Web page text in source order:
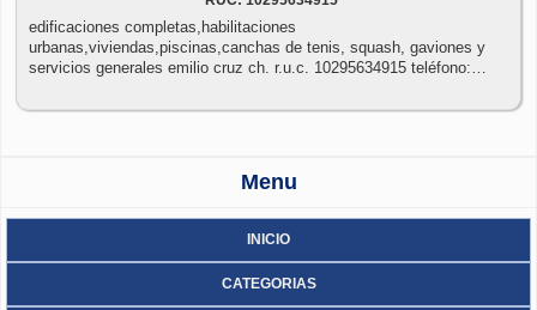
edificaciones completas,habilitaciones
urbanas,viviendas,piscinas,canchas de tenis, squash, gaviones y
servicios generales emilio cruz ch. r.u.c. 10295634915 teléfono:
Menu
INICIO
CATEGORIAS